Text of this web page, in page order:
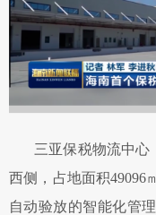
三亚保税物流中
西侧，占地面积49096
自动验放的智能化管